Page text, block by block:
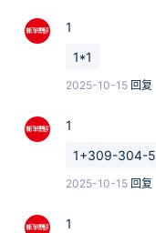
1
1*1
2025-10-15 回复
1
1+309-304-5
2025-10-15 回复
1